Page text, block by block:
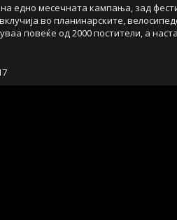
едно месечната кампања, зад
вклучија во планинарските,
повеќе од 2000 постители, а